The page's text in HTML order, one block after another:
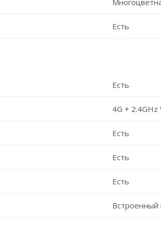
Есть
Есть
4G + 2.4GHz
Есть
Есть
Есть
Встроенный